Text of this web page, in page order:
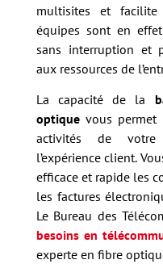
multisites et
équipes sont en
sans interruption et
aux ressources de
La capacité de la
optiquevous permet
activités de votre
l’expérience client.
efficace et rapide les
les factures
Le Bureau des
besoins en
experte en fibre